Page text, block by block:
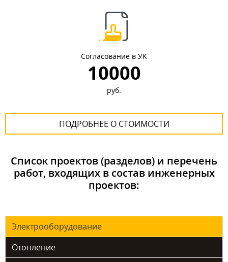
Согласование в УК
10000
руб.
ПОДРОБНЕЕ О СТОИМОСТИ
Список проектов (разделов) и перечень
работ, входящих в состав инженерных
проектов:
Электрооборудование
Отопление